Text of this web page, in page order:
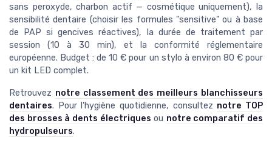
sans peroxyde, charbon actif — cosmétique uniquement), la
sensibilité dentaire (choisir les formules "sensitive" ou à base
de PAP si gencives réactives), la durée de traitement par
session (10 à 30 min), et la conformité réglementaire
européenne. Budget : de 10 € pour un stylo à environ 80 € pour
un kit LED complet.
Retrouvez notre classement des meilleurs blanchisseurs
dentaires. Pour l'hygiène quotidienne, consultez notre TOP
des brosses à dents électriques ou notre comparatif des
hydropulseurs.